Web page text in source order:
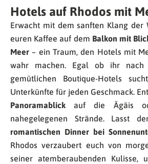
Hotels auf Rhodos mit
Erwacht mit dem sanften Klang der
euren Kaffee auf dem Balkon mit
Meer – ein Traum, den Hotels mit
wahr machen. Egal ob ihr nach
gemütlichen Boutique-Hotels
Unterkünfte für jeden Geschmack.
Panoramablick auf die Ägäis
nahegelegenen Strände. Lasst
romantischen Dinner bei
Rhodos verzaubert euch von
seiner atemberaubenden Kulisse,